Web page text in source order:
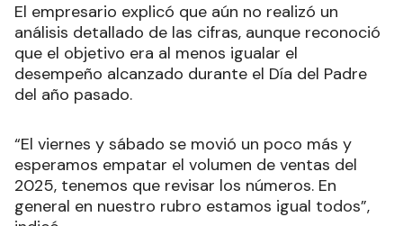
El empresario explicó que aún no realizó un
análisis detallado de las cifras, aunque reconoció
que el objetivo era al menos igualar el
desempeño alcanzado durante el Día del Padre
del año pasado.
“El viernes y sábado se movió un poco más y
esperamos empatar el volumen de ventas del
2025, tenemos que revisar los números. En
general en nuestro rubro estamos igual todos”,